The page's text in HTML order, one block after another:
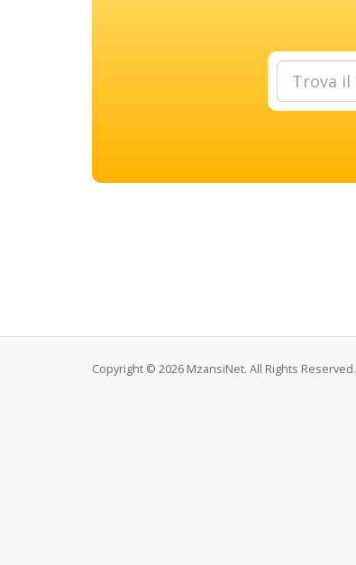
Copyright © 2026 MzansiNet. All Rights Reserved.